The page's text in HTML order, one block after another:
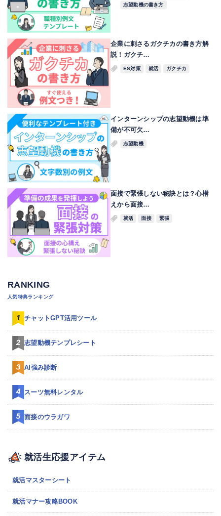
志望動機の書き方
企業に刺さるガクチカの書き方解
説！ガクチ…
ES対策 就活 ガクチカ
インターンシップの志望動機は準
備が不可欠…
志望動機
面接で緊張しない秘訣とは？心構
えから面接…
就活 面接 緊張
RANKING
人気特典ランキング
チャットGPT活用ツール
志望動機テンプレシート
AI強み診断
スーツ無料レンタル
面接のウラガワ
就活生応援アイテム
就活マスターシート
就活マナー攻略BOOK